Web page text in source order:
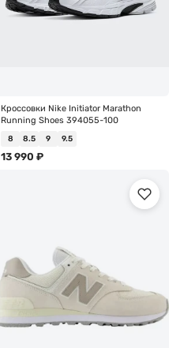
Кроссовки Nike Initiator Marathon
Running Shoes 394055-100
8 8.5 9 9.5
13 990 ₽